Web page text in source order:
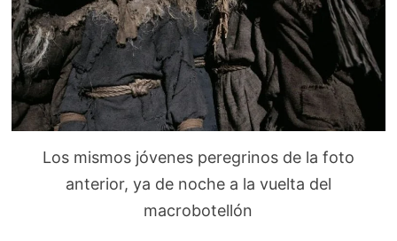
Los mismos jóvenes peregrinos de la foto
anterior, ya de noche a la vuelta del
macrobotellón